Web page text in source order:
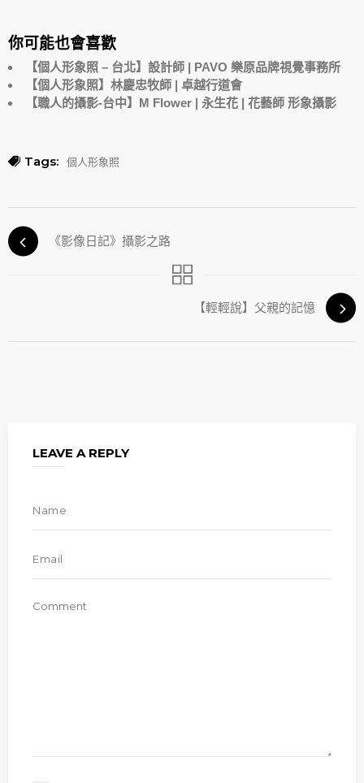
你可能也會喜歡
【個人形象照 – 台北】設計師 | PAVO 樂原品牌視覺事務所
【個人形象照】林慶忠牧師 | 卓越行道會
【職人的攝影-台中】M Flower | 永生花 | 花藝師 形象攝影
Tags: 個人形象照
《影像日記》攝影之路
【輕輕說】父親的記憶
LEAVE A REPLY